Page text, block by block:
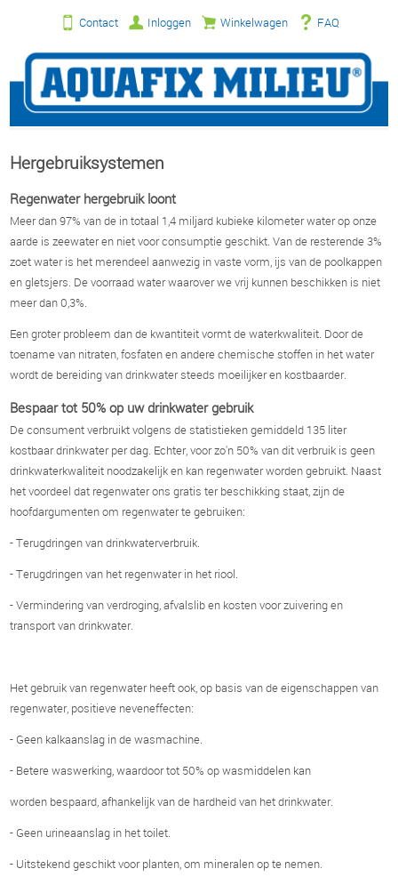
Contact Inloggen Winkelwagen FAQ
Hergebruiksystemen
Regenwater hergebruik loont
Meer dan 97% van de in totaal 1,4 miljard kubieke kilometer water op onze
aarde is zeewater en niet voor consumptie geschikt. Van de resterende 3%
zoet water is het merendeel aanwezig in vaste vorm, ijs van de poolkappen
en gletsjers. De voorraad water waarover we vrij kunnen beschikken is niet
meer dan 0,3%.
Een groter probleem dan de kwantiteit vormt de waterkwaliteit. Door de
toename van nitraten, fosfaten en andere chemische stoffen in het water
wordt de bereiding van drinkwater steeds moeilijker en kostbaarder.
Bespaar tot 50% op uw drinkwater gebruik
De consument verbruikt volgens de statistieken gemiddeld 135 liter
kostbaar drinkwater per dag. Echter, voor zo'n 50% van dit verbruik is geen
drinkwaterkwaliteit noodzakelijk en kan regenwater worden gebruikt. Naast
het voordeel dat regenwater ons gratis ter beschikking staat, zijn de
hoofdargumenten om regenwater te gebruiken:
- Terugdringen van drinkwaterverbruik.
- Terugdringen van het regenwater in het riool.
- Vermindering van verdroging, afvalslib en kosten voor zuivering en
transport van drinkwater.
Het gebruik van regenwater heeft ook, op basis van de eigenschappen van
regenwater, positieve neveneffecten:
- Geen kalkaanslag in de wasmachine.
- Betere waswerking, waardoor tot 50% op wasmiddelen kan
worden bespaard, afhankelijk van de hardheid van het drinkwater.
- Geen urineaanslag in het toilet.
- Uitstekend geschikt voor planten, om mineralen op te nemen.